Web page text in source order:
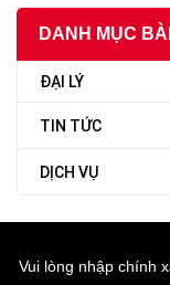
DANH MỤC
ĐẠI LÝ
TIN TỨC
DỊCH VỤ
của thời tiết khắc
nhiên việc sử dụng
liên tục lại khiến
trong phòng khô
nhiều người đã lựa
dùng máy tạo ẩm
không?
Vui lòng nhập chính